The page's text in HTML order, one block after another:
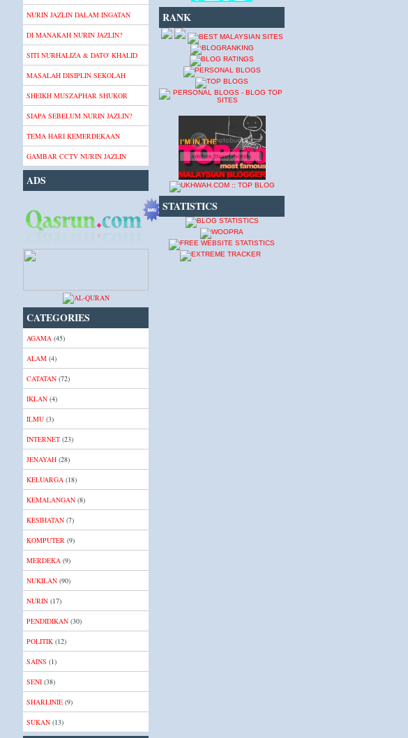
NURIN JAZLIN DALAM INGATAN
DI MANAKAH NURIN JAZLIN?
SITI NURHALIZA & DATO' KHALID
MASALAH DISIPLIN SEKOLAH
SHEIKH MUSZAPHAR SHUKOR
SIAPA SEBELUM NURIN JAZLIN?
TEMA HARI KEMERDEKAAN
GAMBAR CCTV NURIN JAZLIN
ADS
CATEGORIES
AGAMA (45)
ALAM (4)
CATATAN (72)
IKLAN (4)
ILMU (3)
INTERNET (23)
JENAYAH (28)
KELUARGA (18)
KEMALANGAN (8)
KESIHATAN (7)
KOMPUTER (9)
MERDEKA (9)
NUKILAN (90)
NURIN (17)
PENDIDIKAN (30)
POLITIK (12)
SAINS (1)
SENI (38)
SHARLINIE (9)
SUKAN (13)
RANK
STATISTICS